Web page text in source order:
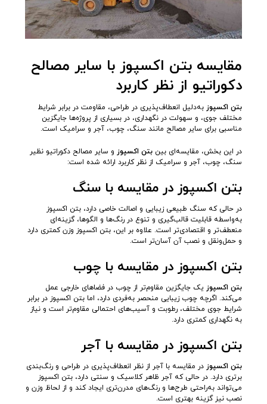
مقایسه بتن اکسپوز با سایر مصالح
دکوراتیو از نظر کاربرد
بتن اکسپوز به‌دلیل انعطاف‌پذیری در طراحی، مقاومت در برابر شرایط
مختلف جوی، و سهولت در نگهداری، در بسیاری از پروژه‌ها جایگزین
مناسبی برای سایر مصالح مانند سنگ، چوب، آجر و سرامیک است.
در این بخش، مقایسه‌ای بینبتن اکسپوز و سایر مصالح دکوراتیو نظیر
سنگ، چوب، آجر و سرامیک از نظر کاربرد ارائه شده است:
بتن اکسپوز در مقایسه با سنگ
در حالی که سنگ طبیعی زیبایی و اصالت خاصی دارد، بتن اکسپوز
به‌واسطه قابلیت قالب‌گیری و تنوع در رنگ‌ها و الگوها، گزینه‌ای
منعطف‌تر و اقتصادی‌تر است. علاوه بر این، بتن اکسپوز وزن کمتری دارد
و حمل‌ونقل و نصب آن آسان‌تر است.
بتن اکسپوز در مقایسه با چوب
بتن اکسپوز یک جایگزین مقاوم‌تر از چوب در فضاهای خارجی عمل
می‌کند. اگرچه چوب زیبایی منحصر به‌فردی دارد، اما بتن اکسپوز در برابر
شرایط جوی مختلف، رطوبت و آسیب‌های احتمالی مقاوم‌تر است و نیاز
به نگهداری کمتری دارد.
بتن اکسپوز در مقایسه با آجر
بتن اکسپوز در مقایسه با آجر از نظر انعطاف‌پذیری در طراحی و رنگ‌بندی
برتری دارد. در حالی که آجر ظاهر کلاسیک و سنتی دارد، بتن اکسپوز
می‌تواند به‌راحتی طرح‌ها و رنگ‌های مدرن‌تری ایجاد کند و از لحاظ وزن و
نصب نیز گزینه بهتری است.